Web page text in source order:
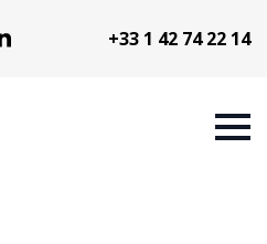
+33 1 42 74 22 14